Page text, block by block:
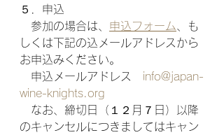
５．申込
参加の場合は、 申込フォーム
、も
しくは下記の込メールアドレスから
お申込みください。
申込メールアドレス info@japan-
wine-knights.org
なお、締切日（１２月７日）以降
のキャンセルにつきましてはキャン